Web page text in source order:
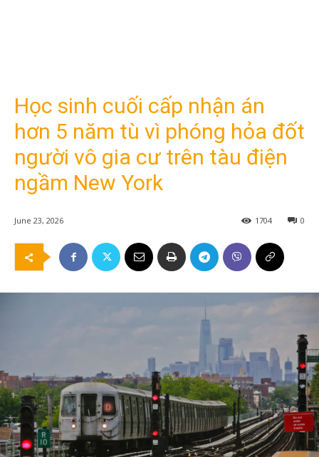
Học sinh cuối cấp nhận án
hơn 5 năm tù vì phóng hỏa đốt
người vô gia cư trên tàu điện
ngầm New York
June 23, 2026 0
1704